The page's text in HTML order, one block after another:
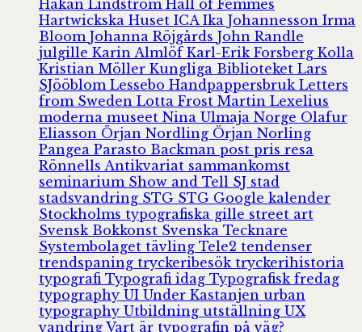
Håkan Lindström Hall of Femmes
Hartwickska Huset ICA Ika Johannesson Irma
Bloom Johanna Röjgårds John Randle
julgille Karin Almlöf Karl-Erik Forsberg Kolla
Kristian Möller Kungliga Biblioteket Lars
SJööblom Lessebo Handpappersbruk Letters
from Sweden Lotta Frost Martin Lexelius
moderna museet Nina Ulmaja Norge Olafur
Eliasson Örjan Nordling Örjan Norling
Pangea Parasto Backman post pris resa
Rönnells Antikvariat sammankomst
seminarium Show and Tell SJ stad
stadsvandring STG STG Google kalender
Stockholms typografiska gille street art
Svensk Bokkonst Svenska Tecknare
Systembolaget tävling Tele2 tendenser
trendspaning tryckeribesök tryckerihistoria
typografi Typografi idag Typografisk fredag
typography UI Under Kastanjen urban
typography Utbildning utställning UX
vandring Vart är typografin på väg?